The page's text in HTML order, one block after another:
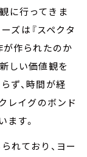
観に行ってきま
ズは『スペクタ
が作られたのか
しい価値観を
ず、時間が経
レイグのボンド
ます。
れており、ヨー